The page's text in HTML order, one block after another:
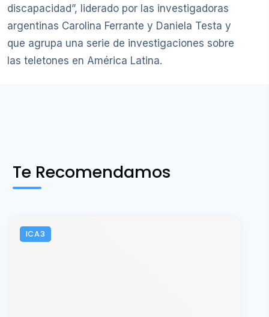
discapacidad”, liderado por las investigadoras
argentinas Carolina Ferrante y Daniela Testa y
que agrupa una serie de investigaciones sobre
las teletones en América Latina.
Te Recomendamos
ICA3